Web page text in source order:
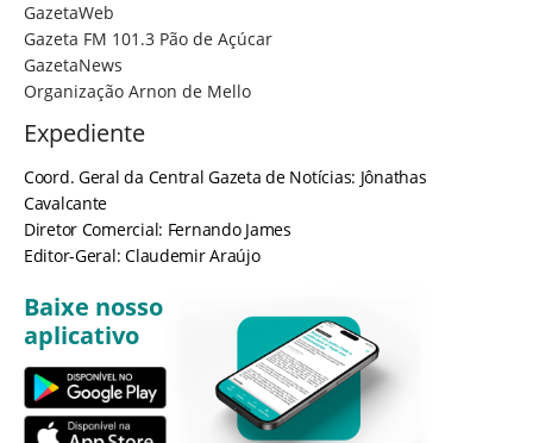
GazetaWeb
Gazeta FM 101.3 Pão de Açúcar
GazetaNews
Organização Arnon de Mello
Expediente
Coord. Geral da Central Gazeta de Notícias: Jônathas
Cavalcante
Diretor Comercial: Fernando James
Editor-Geral: Claudemir Araújo
Baixe nosso
aplicativo